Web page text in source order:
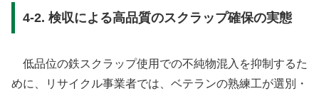
4-2. 検収による高品質のスクラップ確保の実態
低品位の鉄スクラップ使用での不純物混入を抑制するた
めに、リサイクル事業者では、ベテランの熟練工が選別・